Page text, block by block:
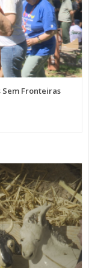
Sem Fronteiras